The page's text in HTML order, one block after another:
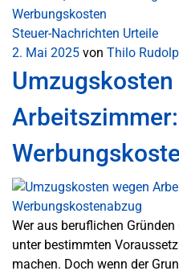
Werbungskosten
Steuer-Nachrichten Urteile
2. Mai 2025 von Thilo
Umzugskosten
Wer aus beruflichen
unter bestimmten
machen. Doch wenn der